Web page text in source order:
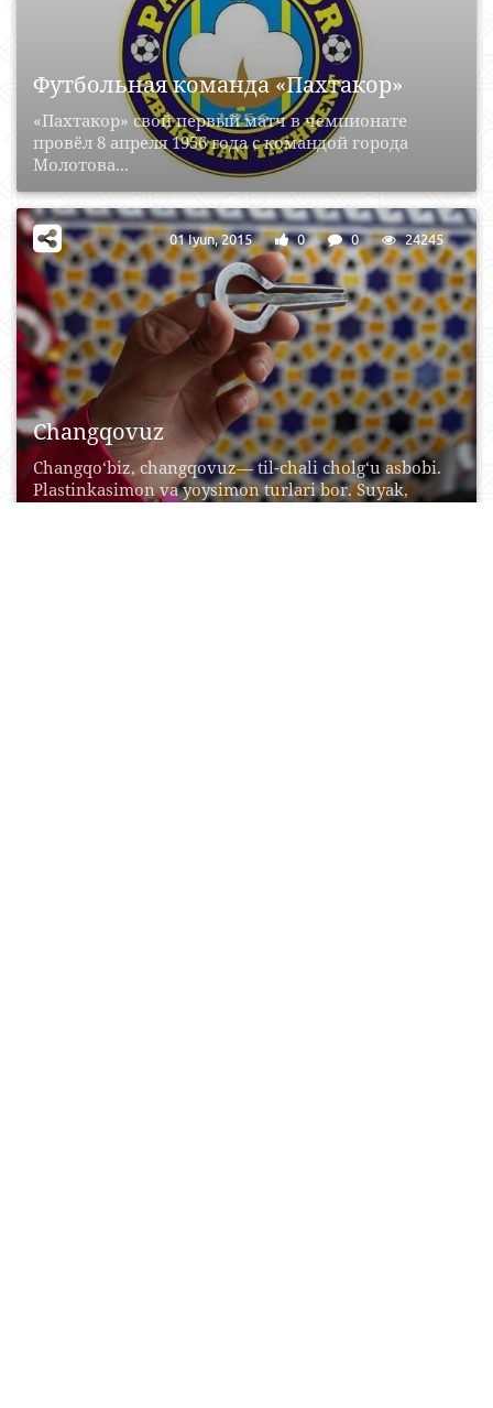
Футбольная команда «Пахтакор»
«Пахтакор» свой первый матч в чемпионате
провёл 8 апреля 1956 года с командой города
Молотова...
Changqovuz
Changqo‘biz, changqovuz— til-chali cholg‘u asbobi.
Plastinkasimon va yoysimon turlari bor. Suyak,
01 Iyun, 2015 0 0 24245